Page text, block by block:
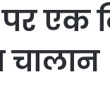
एक
चालान